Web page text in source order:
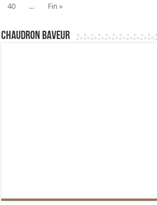
40
... Fin »
Chaudron Baveur